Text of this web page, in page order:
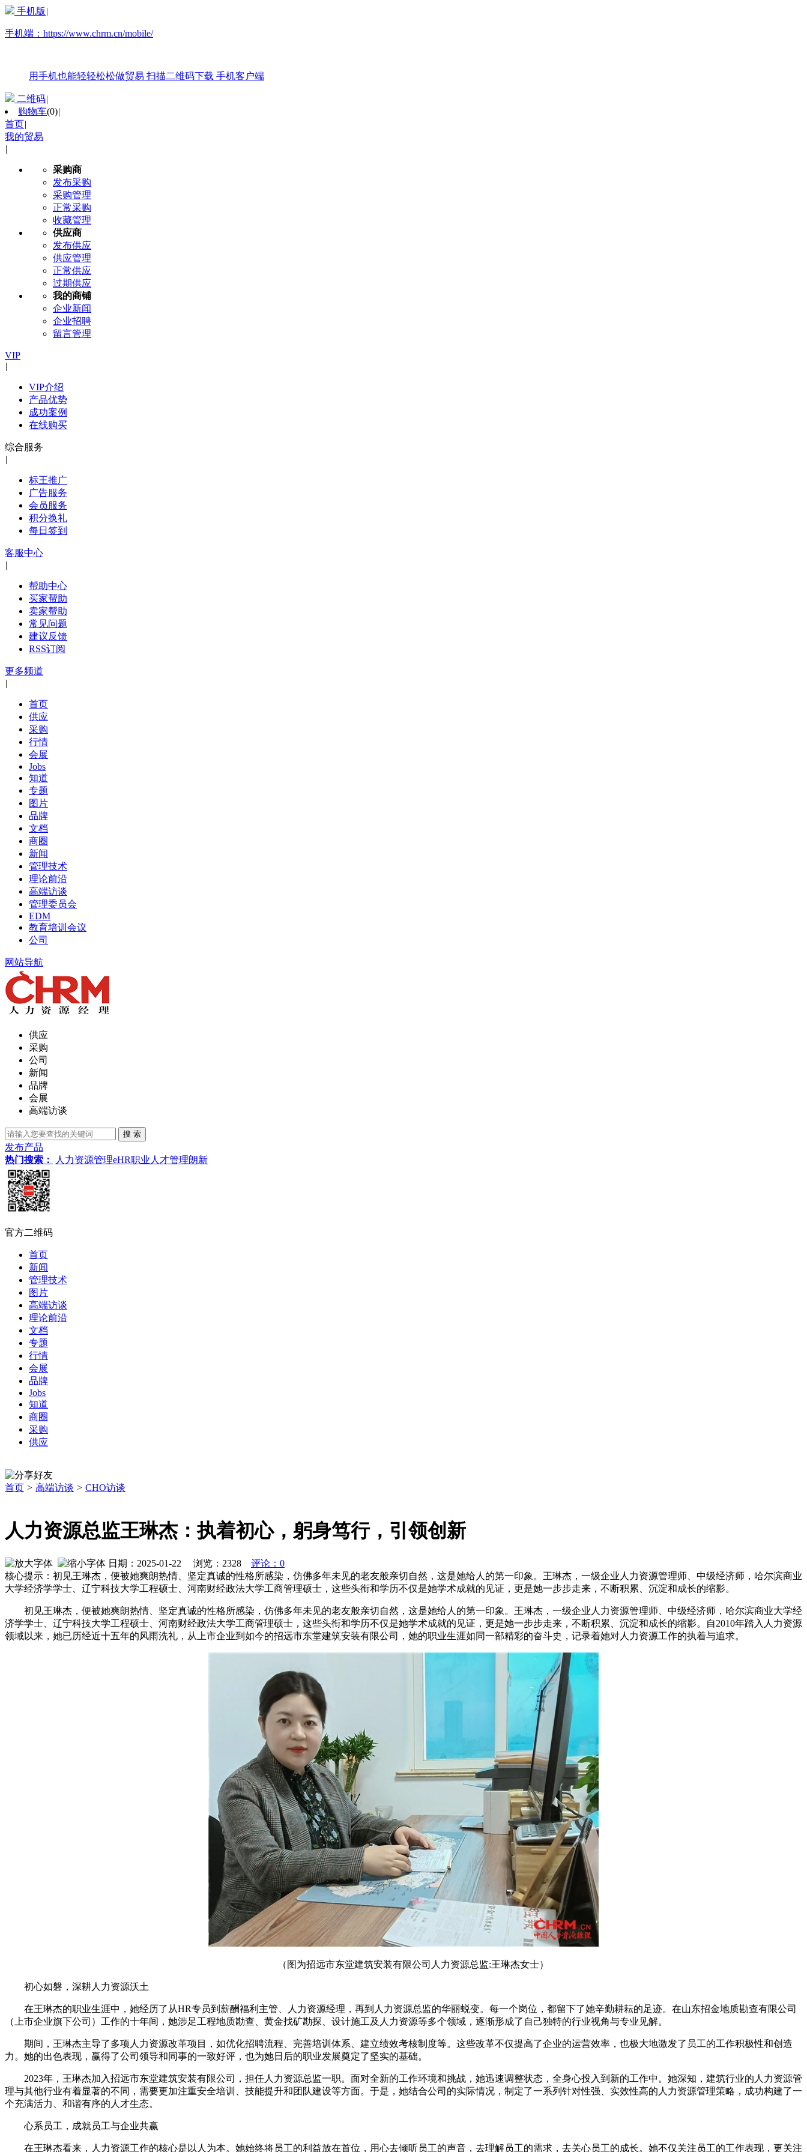
手机版 |
手机端： https://www.chrm.cn/mobile/
用手机也能轻轻松松做贸易 扫描二维码下载 手机客户端
二维码|
购物车(0)|
首页|
我的贸易
|
采购商
发布采购
采购管理
正常采购
收藏管理
供应商
发布供应
供应管理
正常供应
过期供应
我的商铺
企业新闻
企业招聘
留言管理
VIP
|
VIP介绍
产品优势
成功案例
在线购买
综合服务
|
标王推广
广告服务
会员服务
积分换礼
每日签到
客服中心
|
帮助中心
买家帮助
卖家帮助
常见问题
建议反馈
RSS订阅
更多频道
|
首页
供应
采购
行情
会展
Jobs
知道
专题
图片
品牌
文档
商圈
新闻
管理技术
理论前沿
高端访谈
管理委员会
EDM
教育培训会议
公司
网站导航
供应
采购
公司
新闻
品牌
会展
高端访谈
发布产品
热门搜索：
人力资源管理eHR职业 人才管理朗新
官方二维码
首页
新闻
管理技术
图片
高端访谈
理论前沿
文档
专题
行情
会展
品牌
Jobs
知道
商圈
采购
供应
首页 > 高端访谈 > CHO访谈
人力资源总监王琳杰：执着初心，躬身笃行，引领创新
日期：2025-01-22 浏览： 2328
评论：0
核心提示：初见王琳杰，便被她爽朗热情、坚定真诚的性格所感染，仿佛多年未见的老友般亲切自然，这是她给人的第一印象。王琳杰，一级企业人力资源管理师、中级经济师，哈尔滨商业
大学经济学学士、辽宁科技大学工程硕士、河南财经政法大学工商管理硕士，这些头衔和学历不仅是她学术成就的见证，更是她一步步走来，不断积累、沉淀和成长的缩影。
初见王琳杰，便被她爽朗热情、坚定真诚的性格所感染，仿佛多年未见的老友般亲切自然，这是她给人的第一印象。王琳杰，一级企业人力资源管理师、中级经济师，哈尔滨商业大学经
济学学士、辽宁科技大学工程硕士、河南财经政法大学工商管理硕士，这些头衔和学历不仅是她学术成就的见证，更是她一步步走来，不断积累、沉淀和成长的缩影。自2010年踏入人力资源
领域以来，她已历经近十五年的风雨洗礼，从上市企业到如今的招远市东堂建筑安装有限公司，她的职业生涯如同一部精彩的奋斗史，记录着她对人力资源工作的执着与追求。
（图为招远市东堂建筑安装有限公司人力资源总监:王琳杰女士）
初心如磐，深耕人力资源沃土
在王琳杰的职业生涯中，她经历了从HR专员到薪酬福利主管、人力资源经理，再到人力资源总监的华丽蜕变。每一个岗位，都留下了她辛勤耕耘的足迹。在山东招金地质勘查有限公司
（上市企业旗下公司）工作的十年间，她涉足工程地质勘查、黄金找矿勘探、设计施工及人力资源等多个领域，逐渐形成了自己独特的行业视角与专业见解。
期间，王琳杰主导了多项人力资源改革项目，如优化招聘流程、完善培训体系、建立绩效考核制度等。这些改革不仅提高了企业的运营效率，也极大地激发了员工的工作积极性和创造
力。她的出色表现，赢得了公司领导和同事的一致好评，也为她日后的职业发展奠定了坚实的基础。
2023年，王琳杰加入招远市东堂建筑安装有限公司，担任人力资源总监一职。面对全新的工作环境和挑战，她迅速调整状态，全身心投入到新的工作中。她深知，建筑行业的人力资源管
理与其他行业有着显著的不同，需要更加注重安全培训、技能提升和团队建设等方面。于是，她结合公司的实际情况，制定了一系列针对性强、实效性高的人力资源管理策略，成功构建了一
个充满活力、和谐有序的人才生态。
心系员工，成就员工与企业共赢
在王琳杰看来，人力资源工作的核心是以人为本。她始终将员工的利益放在首位，用心去倾听员工的声音，去理解员工的需求，去关心员工的成长。她不仅关注员工的工作表现，更关注